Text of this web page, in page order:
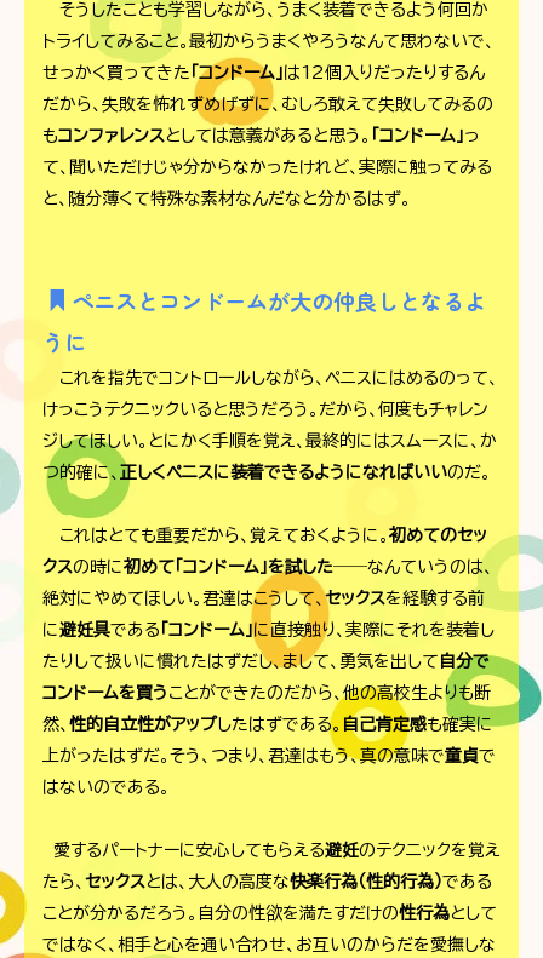
そうしたことも学習しながら、うまく装着できるよう何回か
トライしてみること。最初からうまくやろうなんて思わないで、
せっかく買ってきた 「コンドーム」 は12個入りだったりするん
だから、失敗を怖れずめげずに、むしろ敢えて失敗してみるの
もコンファレンス としては意義があると思う。 「コンドーム」 っ
て、聞いただけじゃ分からなかったけれど、実際に触ってみる
と、随分薄くて特殊な素材なんだなと分かるはず。
ペニスとコンドームが大の仲良しとなるよ
うに
これを指先でコントロールしながら、ペニスにはめるのって、
けっこうテクニックいると思うだろう。だから、何度もチャレン
ジしてほしい。とにかく手順を覚え、最終的にはスムースに、か
つ的確に、 正しくペニスに装着できるようになればいいのだ。
これはとても重要だから、覚えておくように。 初めてのセッ
クスの時に初めて「コンドーム」を試した――なんていうのは、
絶対にやめてほしい。君達はこうして、 セックスを経験する前
に避妊具である 「コンドーム」に直接触り、実際にそれを装着し
たりして扱いに慣れたはずだし、まして、勇気を出して 自分で
コンドームを買う ことができたのだから、他の高校生よりも断
然、 性的自立性がアップしたはずである。 自己肯定感も確実に
上がったはずだ。そう、つまり、君達はもう、真の意味で童貞で
はないのである。
愛するパートナーに安心してもらえる避妊のテクニックを覚え
たら、 セックス とは、大人の高度な快楽行為（性的行為）である
ことが分かるだろう。自分の性欲を満たすだけの性行為として
ではなく、相手と心を通い合わせ、お互いのからだを愛撫しな